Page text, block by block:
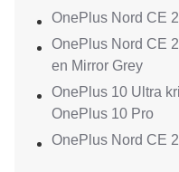
OnePlus Nord CE
OnePlus Nord CE
en Mirror Grey
OnePlus 10 Ultra
OnePlus 10 Pro
OnePlus Nord CE 2